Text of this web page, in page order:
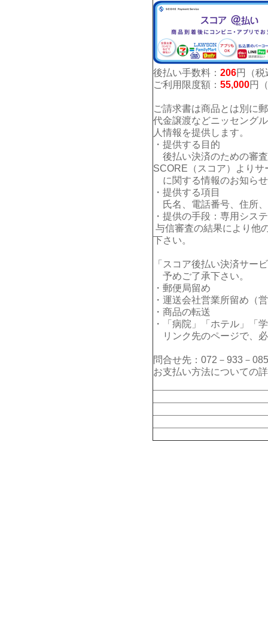
後払い手数料： 206円（税
ご利用限度額： 55,000円
ご請求書は商品とは別に
代金譲渡などニッセング
人情報を提供します。
・提供する目的
後払い決済のための審
SCORE（スコア）よりサ
に関する情報のお知ら
・提供する項目
氏名、電話番号、住所
・提供の手段：専用シス
与信審査の結果により他
下さい。
「スコア後払い決済サー
予めご了承下さい。
・郵便局留め
・運送会社営業所留め（
・商品の転送
・「病院」「ホテル」「
リンク先のページで、
問合せ先：072－933－
お支払い方法についての